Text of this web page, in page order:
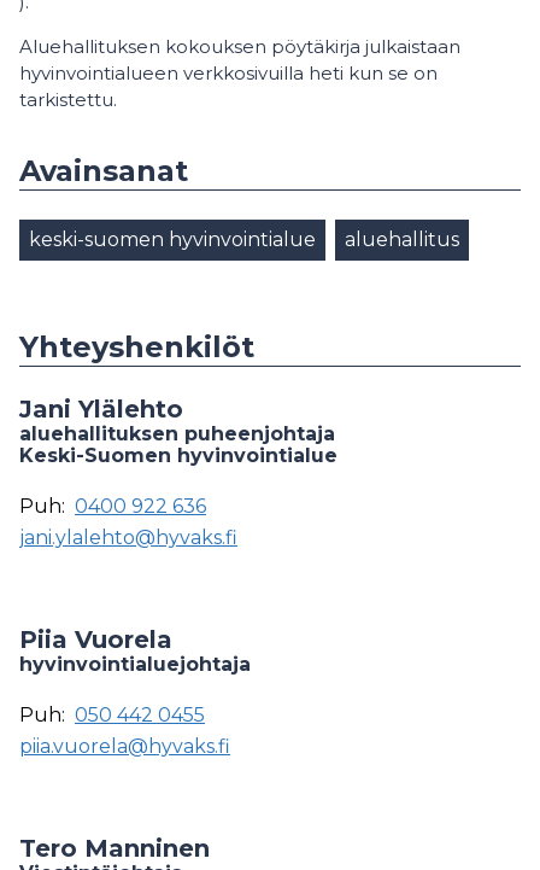
Aluehallituksen kokouksen pöytäkirja julkaistaan
hyvinvointialueen verkkosivuilla heti kun se on
tarkistettu.
Avainsanat
keski-suomen hyvinvointialue aluehallitus
Yhteyshenkilöt
Jani Ylälehto
aluehallituksen puheenjohtaja
Keski-Suomen hyvinvointialue
Puh: 0400 922 636
jani.ylalehto@hyvaks.fi
Piia Vuorela
hyvinvointialuejohtaja
Puh: 050 442 0455
piia.vuorela@hyvaks.fi
Tero Manninen